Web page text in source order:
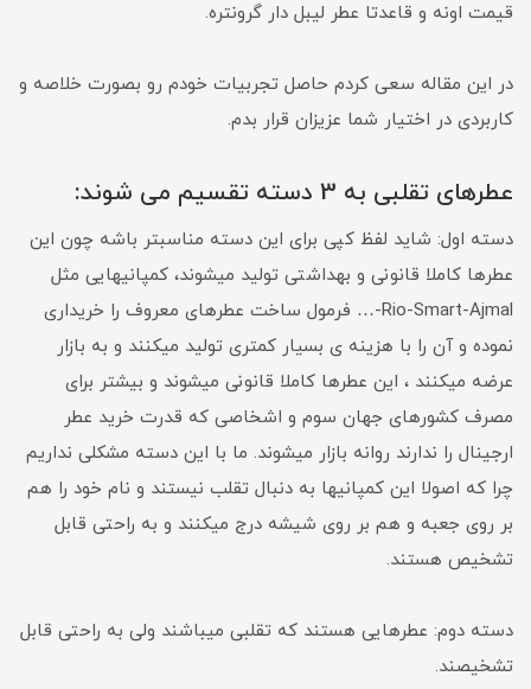
قیمت اونه و قاعدتا عطر لیبل دار گرونتره.
در این مقاله سعی کردم حاصل تجربیات خودم رو بصورت خلاصه و
کاربردی در اختیار شما عزیزان قرار بدم.
عطرهای تقلبی به 3 دسته تقسیم می شوند:
دسته اول: شاید لفظ کپی برای این دسته مناسبتر باشه چون این
عطرها کاملا قانونی و بهداشتی تولید میشوند، کمپانیهایی مثل
Rio-Smart-Ajmal-… فرمول ساخت عطرهای معروف را خریداری
نموده و آن را با هزینه ی بسیار کمتری تولید میکنند و به بازار
عرضه میکنند ، این عطرها کاملا قانونی میشوند و بیشتر برای
مصرف کشورهای جهان سوم و اشخاصی که قدرت خرید عطر
ارجینال را ندارند روانه بازار میشوند. ما با این دسته مشکلی نداریم
چرا که اصولا این کمپانیها به دنبال تقلب نیستند و نام خود را هم
بر روی جعبه و هم بر روی شیشه درج میکنند و به راحتی قابل
تشخیص هستند.
دسته دوم: عطرهایی هستند که تقلبی میباشند ولی به راحتی قابل
تشخیصند.